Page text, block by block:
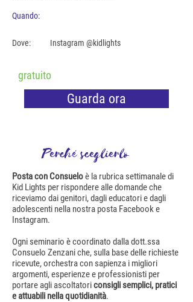
Quando:
Dove: Instagram @kidlights
gratuito
Guarda ora
Perché sceglierlo
Posta con Consueloè la rubrica settimanale di
Kid Lights per rispondere alle domande che
riceviamo dai genitori, dagli educatori e dagli
adolescenti nella nostra posta Facebook e
Instagram.
Ogni seminario è coordinato dalla dott.ssa
Consuelo Zenzani che, sulla base delle richieste
ricevute, orchestra con sapienza i migliori
argomenti, esperienze e professionisti per
portare agli ascoltatoriconsigli semplici, pratici
e attuabili nella quotidianità.